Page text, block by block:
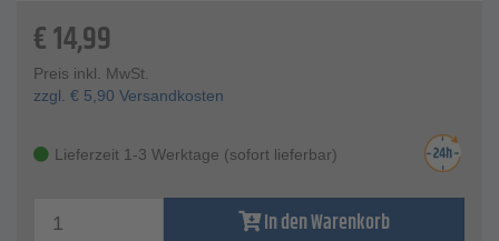
€14,99
Preis inkl. MwSt.
zzgl. € 5,90 Versandkosten
Lieferzeit 1-3 Werktage (sofort lieferbar)
In den Warenkorb